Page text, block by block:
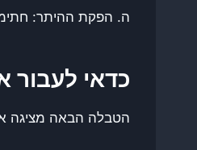
ה. הפקת ההיתר:
כדאי לעבור
הטבלה הבאה מציגה את